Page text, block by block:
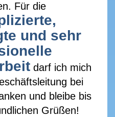
Für die
und sehr
darf ich mich
bei
und bleibe bis
Grüßen!